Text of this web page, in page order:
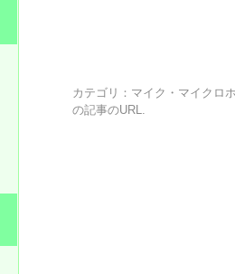
カテゴリ： マイク・マイクロ
の記事のURL.